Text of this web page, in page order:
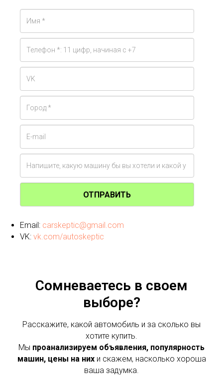
ОТПРАВИТЬ
Email: carskeptic@gmail.com
VK: vk.com/autoskeptic
Сомневаетесь в своем
выборе?
Расскажите, какой автомобиль и за сколько вы
хотите купить.
Мы проанализируем объявления, популярность
машин, цены на нихи скажем, насколько хороша
ваша задумка.